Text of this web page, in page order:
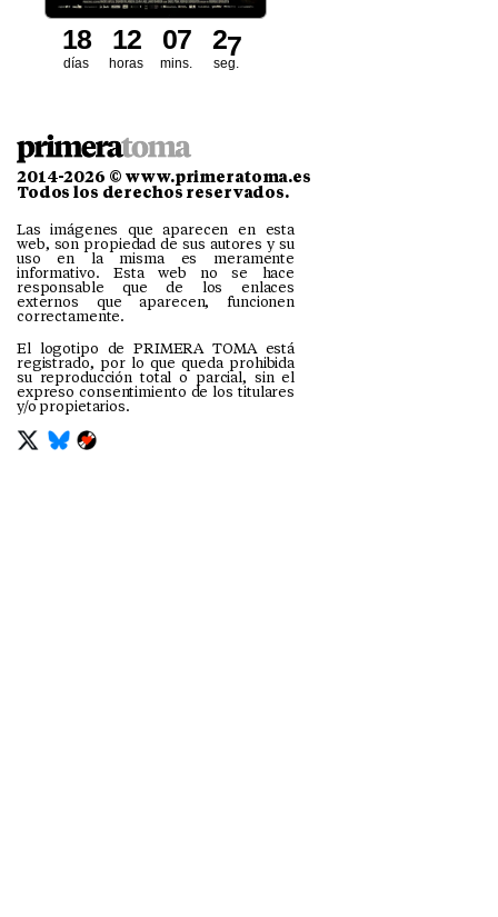
días
18
horas
12
mins.
07
seg.
25
6
2014-2026 © www.primeratoma.es
Todos los derechos reservados.
Las imágenes que aparecen en esta
web, son propiedad de sus autores y su
uso en la misma es meramente
informativo. Esta web no se hace
responsable que de los enlaces
externos que aparecen, funcionen
correctamente.
El logotipo de PRIMERA TOMA está
registrado, por lo que queda prohibida
su reproducción total o parcial, sin el
expreso consentimiento de los titulares
y/o propietarios.